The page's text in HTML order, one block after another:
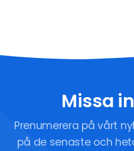
Missa
Prenumerera på vårt
på de senaste och